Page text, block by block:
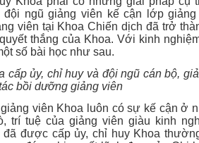
ngũ giảng viên kế cận lớp
viên tại Khoa Chiến dịch đã trở
thắng của Khoa. Với kinh
số bài học như sau.
cấp ủy, chỉ huy và đội ngũ cán bộ,
bồidưỡng giảng viên
viên Khoa luôn có sự kế cận ở
trí tuệ của giảng viên giàu kinh
được cấp ủy, chỉ huy Khoa